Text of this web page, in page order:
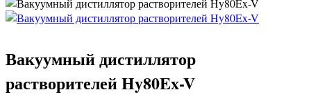
Вакуумный дистиллятор
растворителей Hy80Ex-V